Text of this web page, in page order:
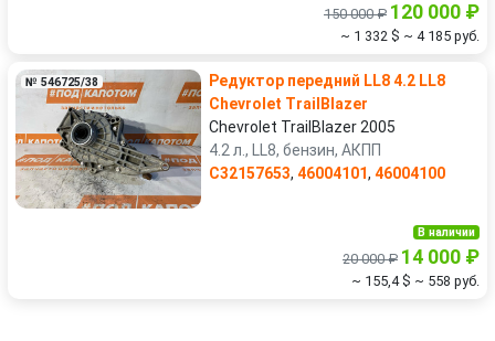
150 000 ₽ 120 000 ₽
~ 1 332 $ ~ 4 185 руб.
№ 546725/38
Редуктор передний LL8 4.2 LL8
Chevrolet TrailBlazer
Chevrolet TrailBlazer 2005
4.2 л., LL8, бензин, АКПП
C32157653, 46004101, 46004100
В наличии
20 000 ₽ 14 000 ₽
~ 155,4 $ ~ 558 руб.